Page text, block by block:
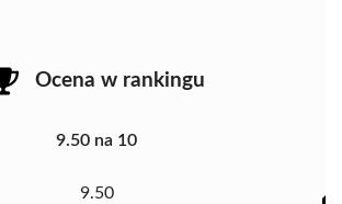
Ocena w rankingu
9.50 na 10
9.50